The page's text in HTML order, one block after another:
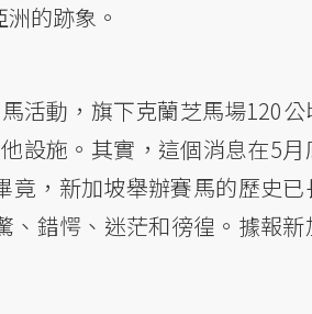
的跡象。
活動，旗下克蘭芝馬場120公
設施。其實，這個消息在5月
竟，新加坡舉辦賽馬的歷史已
、錯愕、迷茫和徬徨。據報新